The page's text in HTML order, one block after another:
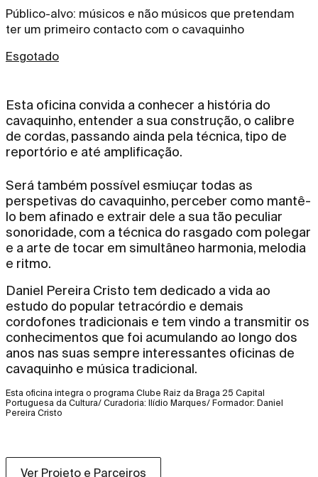
Público-alvo: músicos e não músicos que pretendam
ter um primeiro contacto com o cavaquinho
Esgotado
Esta oficina convida a conhecer a história do
cavaquinho, entender a sua construção, o calibre
de cordas, passando ainda pela técnica, tipo de
reportório e até amplificação.
Será também possível esmiuçar todas as
perspetivas do cavaquinho, perceber como mantê-
lo bem afinado e extrair dele a sua tão peculiar
sonoridade, com a técnica do rasgado com polegar
e a arte de tocar em simultâneo harmonia, melodia
e ritmo.
Daniel Pereira Cristo tem dedicado a vida ao
estudo do popular tetracórdio e demais
cordofones tradicionais e tem vindo a transmitir os
conhecimentos que foi acumulando ao longo dos
anos nas suas sempre interessantes oficinas de
cavaquinho e música tradicional.
Esta oficina integra o programa Clube Raiz da Braga 25 Capital
Portuguesa da Cultura/ Curadoria: Ilídio Marques/ Formador: Daniel
Pereira Cristo
Ver Projeto e Parceiros